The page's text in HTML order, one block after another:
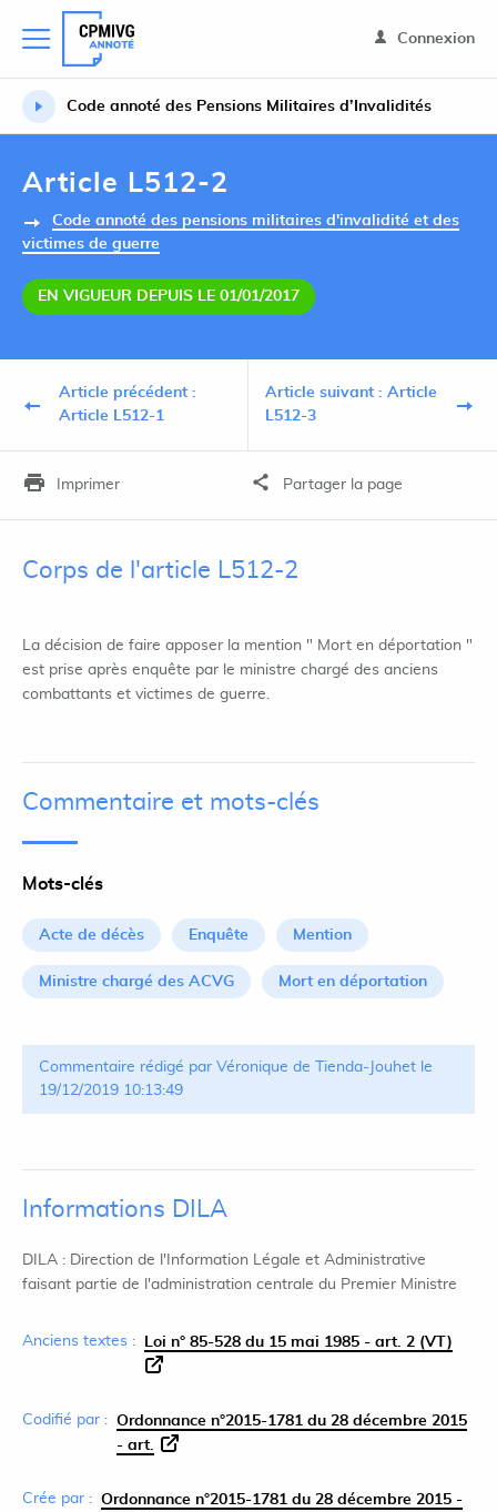
Connexion
Code annoté des Pensions Militaires d’Invalidités
Article L512-2
Code annoté des pensions militaires d'invalidité et des
victimes de guerre
EN VIGUEUR DEPUIS LE 01/01/2017
Article précédent :
Article L512-1
Article suivant : Article
L512-3
Imprimer Partager la page
Corps de l'article L512-2
La décision de faire apposer la mention " Mort en déportation "
est prise après enquête par le ministre chargé des anciens
combattants et victimes de guerre.
Commentaire et mots-clés
Mots-clés
Acte de décès Enquête Mention
Ministre chargé des ACVG Mort en déportation
Commentaire rédigé par Véronique de Tienda-Jouhet le
19/12/2019 10:13:49
Informations DILA
DILA : Direction de l'Information Légale et Administrative
faisant partie de l'administration centrale du Premier Ministre
Anciens textes : Loi n° 85-528 du 15 mai 1985 - art. 2 (VT)
Codifié par : Ordonnance n°2015-1781 du 28 décembre 2015
- art.
Crée par : Ordonnance n°2015-1781 du 28 décembre 2015 -